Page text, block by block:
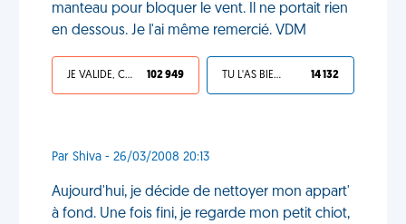
manteau pour bloquer le vent. Il ne portait rien
en dessous. Je l'ai même remercié. VDM
JE VALIDE, C'EST UNE VDM 102 949 TU L'AS BIEN MÉRITÉ 14 132
Par Shiva - 26/03/2008 20:13
Aujourd'hui, je décide de nettoyer mon appart'
à fond. Une fois fini, je regarde mon petit chiot,